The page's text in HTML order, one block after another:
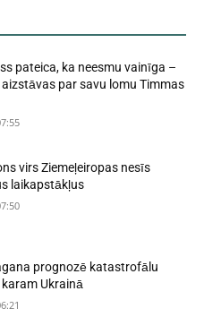
pateica, ka neesmu vainīga –
aizstāvas par savu lomu Timmas
virs Ziemeļeiropas nesīs
laikapstākļus
prognozē katastrofālu
Ukrainā